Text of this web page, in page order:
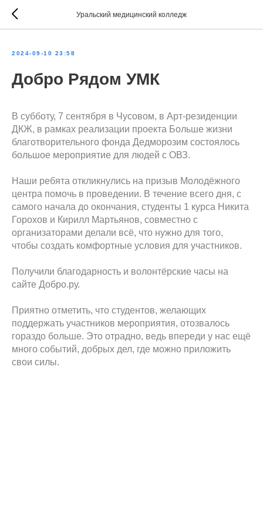
Уральский медицинский колледж
2024-09-10 23:58
Добро Рядом УМК
В субботу, 7 сентября в Чусовом, в Арт-резиденции
ДКЖ, в рамках реализации проекта Больше жизни
благотворительного фонда Дедморозим состоялось
большое мероприятие для людей с ОВЗ.
Наши ребята откликнулись на призыв Молодёжного
центра помочь в проведении. В течение всего дня, с
самого начала до окончания, студенты 1 курса Никита
Горохов и Кирилл Мартьянов, совместно с
организаторами делали всё, что нужно для того,
чтобы создать комфортные условия для участников.
Получили благодарность и волонтёрские часы на
сайте Добро.ру.
Приятно отметить, что студентов, желающих
поддержать участников мероприятия, отозвалось
гораздо больше. Это отрадно, ведь впереди у нас ещё
много событий, добрых дел, где можно приложить
свои силы.